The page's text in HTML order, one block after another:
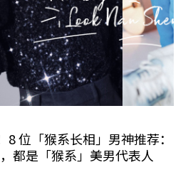
位「猴系长相」男神推荐：
都是「猴系」美男代表人